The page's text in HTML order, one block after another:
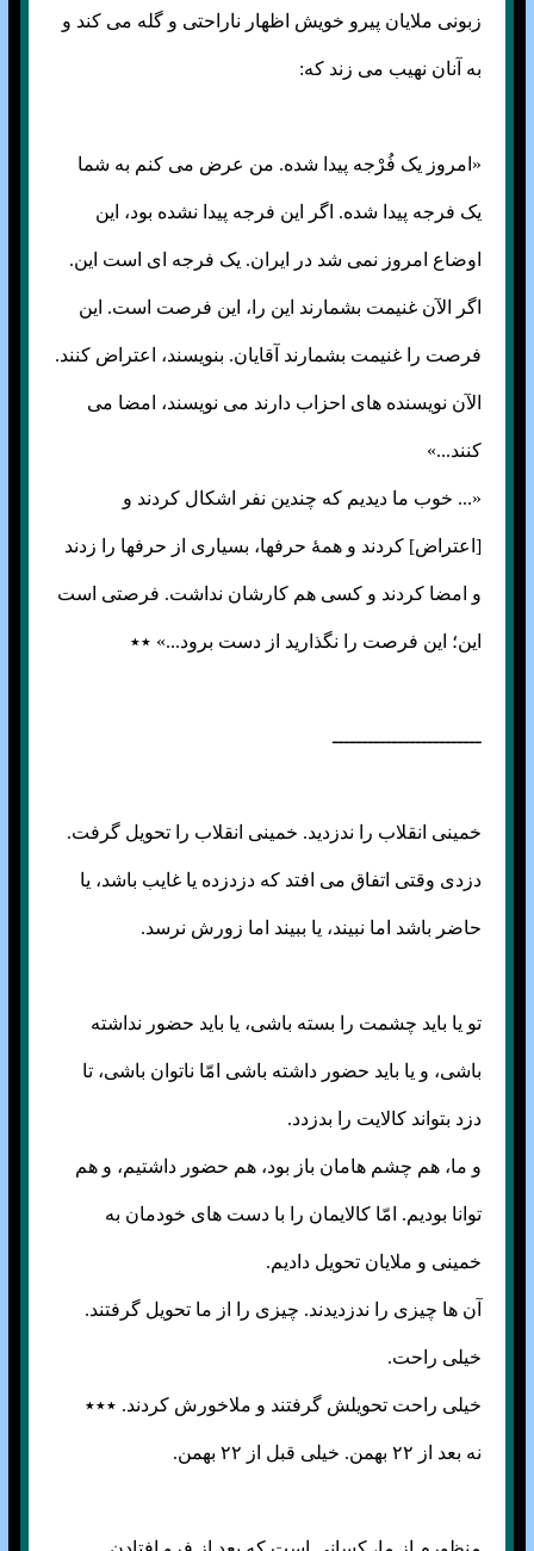
زبونی ملایان پیرو خویش اظهار ناراحتی و گله می کند و
به آنان نهیب می زند که:
«امروز یک فُرْجه پیدا شده. من عرض می کنم به شما
یک فرجه پیدا شده. اگر این فرجه‏‎ ‎‏پیدا نشده بود، این
اوضاع امروز نمی شد در ایران. یک فرجه ای است این.
اگر الآن‏‎ ‎‏غنیمت بشمارند این را، این فرصت است. این
فرصت را غنیمت بشمارند آقایان.‏‎ ‎‏بنویسند، اعتراض کنند.
الآن نویسنده های احزاب دارند می نویسند، امضا می
کنند...»
«... خوب ما دیدیم که چندین نفر اشکال کردند و
‏‏[‏‏اعتراض‏‏]‏‏ کردند و همۀ حرفها،‏‎ ‎‏بسیاری از حرفها را زدند
و امضا کردند و کسی هم کارشان نداشت. فرصتی است
این؛‏‎ ‎‏این فرصت را نگذارید از دست برود...» ٭٭
ـــــــــــــــــــــــــ
خمینی انقلاب را ندزدید. خمینی انقلاب را تحویل گرفت.
دزدی وقتی اتفاق می افتد که دزدزده یا غایب باشد، یا
حاضر باشد اما نبیند، یا ببیند اما زورش نرسد.
تو یا باید چشمت را بسته باشی، یا باید حضور نداشته
باشی، و یا باید حضور داشته باشی امّا ناتوان باشی، تا
دزد بتواند کالایت را بدزدد.
و ما، هم چشم هامان باز بود، هم حضور داشتیم، و هم
توانا بودیم. امّا کالایمان را با دست های خودمان به
خمینی و ملایان تحویل دادیم.
آن ها چیزی را ندزدیدند. چیزی را از ما تحویل گرفتند.
خیلی راحت.
خیلی راحت تحویلش گرفتند و ملاخورش کردند. ٭٭٭
نه بعد از ۲۲ بهمن. خیلی قبل از ۲۲ بهمن.